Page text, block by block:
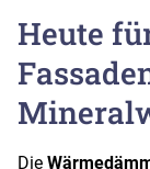
Heute
Die